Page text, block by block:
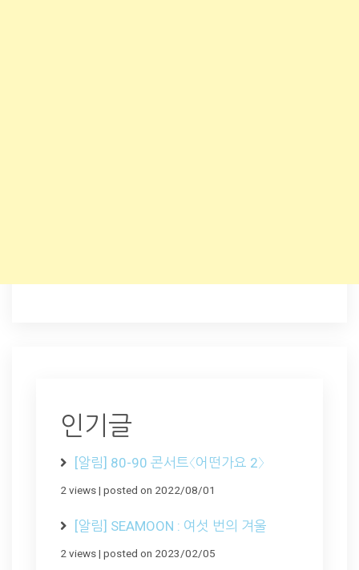
인기글
[알림] 80-90 콘서트〈어떤가요 2〉
2 views| posted on 2022/08/01
[알림] SEAMOON : 여섯 번의 겨울
2 views| posted on 2023/02/05